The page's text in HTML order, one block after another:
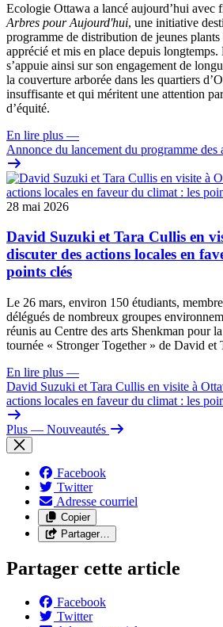
Ecologie Ottawa a lancé aujourd’hui avec
Arbres pour Aujourd'hui, une initiative
programme de distribution de jeunes plants
apprécié et mis en place depuis
s’appuie ainsi sur son engagement de
la couverture arborée dans les quartiers
insuffisante et qui méritent une attention
d’équité.
En lire plus —
Annonce du lancement du programme des
28 mai 2026
David Suzuki et Tara Cullis en
discuter des actions locales en
points clés
Le 26 mars, environ 150 étudiants,
délégués de nombreux groupes
réunis au Centre des arts Shenkman pour
tournée « Stronger Together » de David et
En lire plus —
David Suzuki et Tara Cullis en visite à
actions locales en faveur du climat : les
Plus — Nouveautés
Facebook
Twitter
Adresse courriel
Copier
Partager…
Partager cette article
Facebook
Twitter